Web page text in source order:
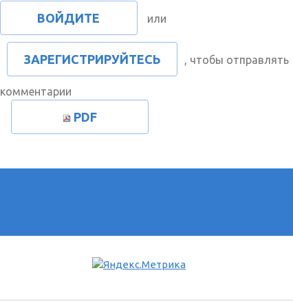
ВОЙДИТЕ или
ЗАРЕГИСТРИРУЙТЕСЬ , чтобы отправлять
комментарии
PDF